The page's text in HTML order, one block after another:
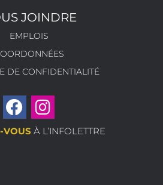
JOINDRE
EMPLOIS
DE CONFIDENTIALITÉ
VOUS À L’INFOLETTRE